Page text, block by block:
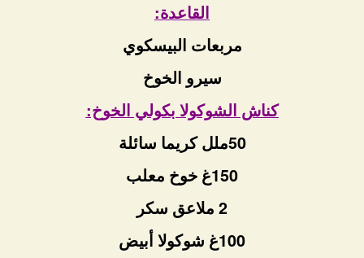
القاعدة:
مربعات البيسكوي
سيرو الخوخ
كناش الشوكولا بكولي الخوخ:
50ملل كريما سائلة
150غ خوخ معلب
2 ملاعق سكر
100غ شوكولا أبيض